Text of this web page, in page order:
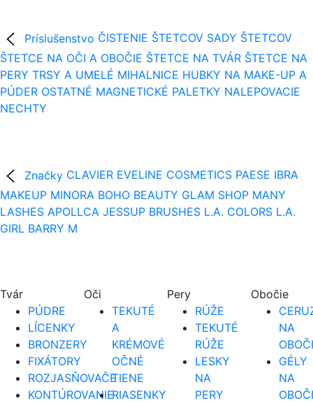
Príslušenstvo ČISTENIE ŠTETCOV SADY ŠTETCOV
ŠTETCE NA OČI A OBOČIE ŠTETCE NA TVÁR ŠTETCE NA
PERY TRSY A UMELÉ MIHALNICE HUBKY NA MAKE-UP A
PÚDER OSTATNÉ MAGNETICKÉ PALETKY NALEPOVACIE
NECHTY
Značky CLAVIER EVELINE COSMETICS PAESE IBRA
MAKEUP MINORA BOHO BEAUTY GLAM SHOP MANY
LASHES APOLLCA JESSUP BRUSHES L.A. COLORS L.A.
GIRL BARRY M
Tvár
PÚDRE
LÍCENKY
BRONZERY
FIXÁTORY
ROZJASŇOVAČE
KONTÚROVANIE
Oči
TEKUTÉ
A
KRÉMOVÉ
OČNÉ
TIENE
RIASENKY
Pery
RÚŽE
TEKUTÉ
RÚŽE
LESKY
NA
PERY
Obočie
NA
GÉLY
NA